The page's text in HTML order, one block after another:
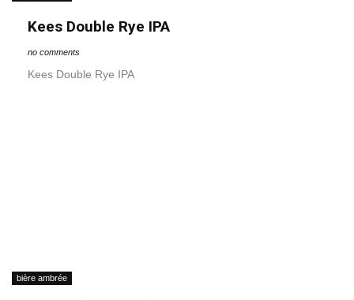
Kees Double Rye IPA
no comments
Kees Double Rye IPA
bière ambrée